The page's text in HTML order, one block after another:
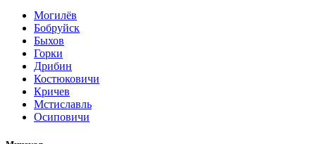
Могилёв
Бобруйск
Быхов
Горки
Дрибин
Костюковичи
Кричев
Мстиславль
Осиповичи